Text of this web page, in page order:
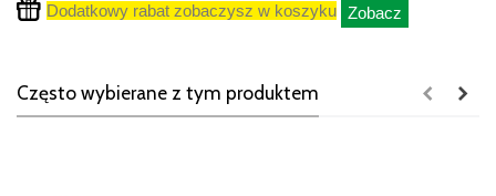
Dodatkowy rabat zobaczysz w koszyku Zobacz
Często wybierane z tym produktem